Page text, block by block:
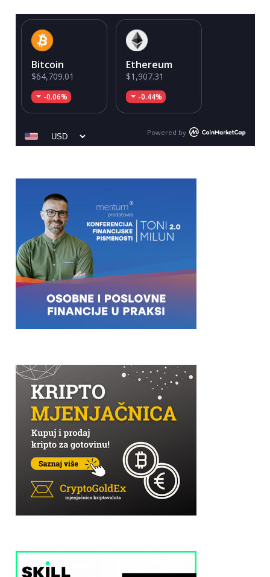
Bitcoin
$64,709.01
-0.06%
Ethereum
$1,907.31
-0.44%
Powered by